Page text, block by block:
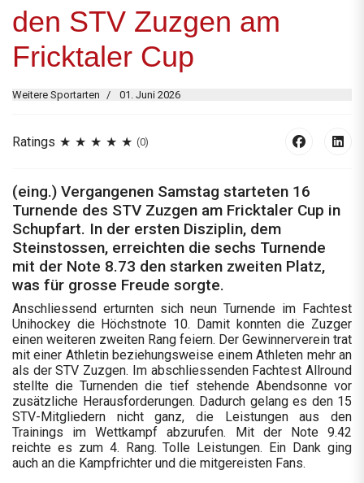
den STV Zuzgen am
Fricktaler Cup
Weitere Sportarten 01. Juni 2026
Ratings (0)
(eing.) Vergangenen Samstag starteten 16
Turnende des STV Zuzgen am Fricktaler Cup in
Schupfart. In der ersten Disziplin, dem
Steinstossen, erreichten die sechs Turnende
mit der Note 8.73 den starken zweiten Platz,
was für grosse Freude sorgte.
Anschliessend erturnten sich neun Turnende im Fachtest
Unihockey die Höchstnote 10. Damit konnten die Zuzger
einen weiteren zweiten Rang feiern. Der Gewinnerverein trat
mit einer Athletin beziehungsweise einem Athleten mehr an
als der STV Zuzgen. Im abschliessenden Fachtest Allround
stellte die Turnenden die tief stehende Abendsonne vor
zusätzliche Herausforderungen. Dadurch gelang es den 15
STV-Mitgliedern nicht ganz, die Leistungen aus den
Trainings im Wettkampf abzurufen. Mit der Note 9.42
reichte es zum 4. Rang. Tolle Leistungen. Ein Dank ging
auch an die Kampfrichter und die mitgereisten Fans.